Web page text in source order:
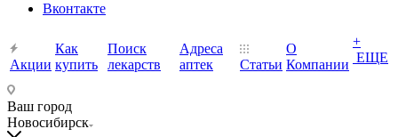
Вконтакте
Акции
Как
купить
Поиск
лекарств
Адреса
аптек
Статьи
О
Компании
+
ЕЩЕ
Ваш город
Новосибирск